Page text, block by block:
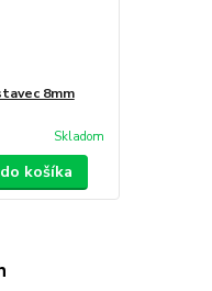
8mm
Skladom
košíka